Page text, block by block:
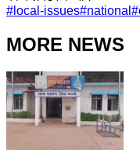
# local-issues#national #
MORE NEWS